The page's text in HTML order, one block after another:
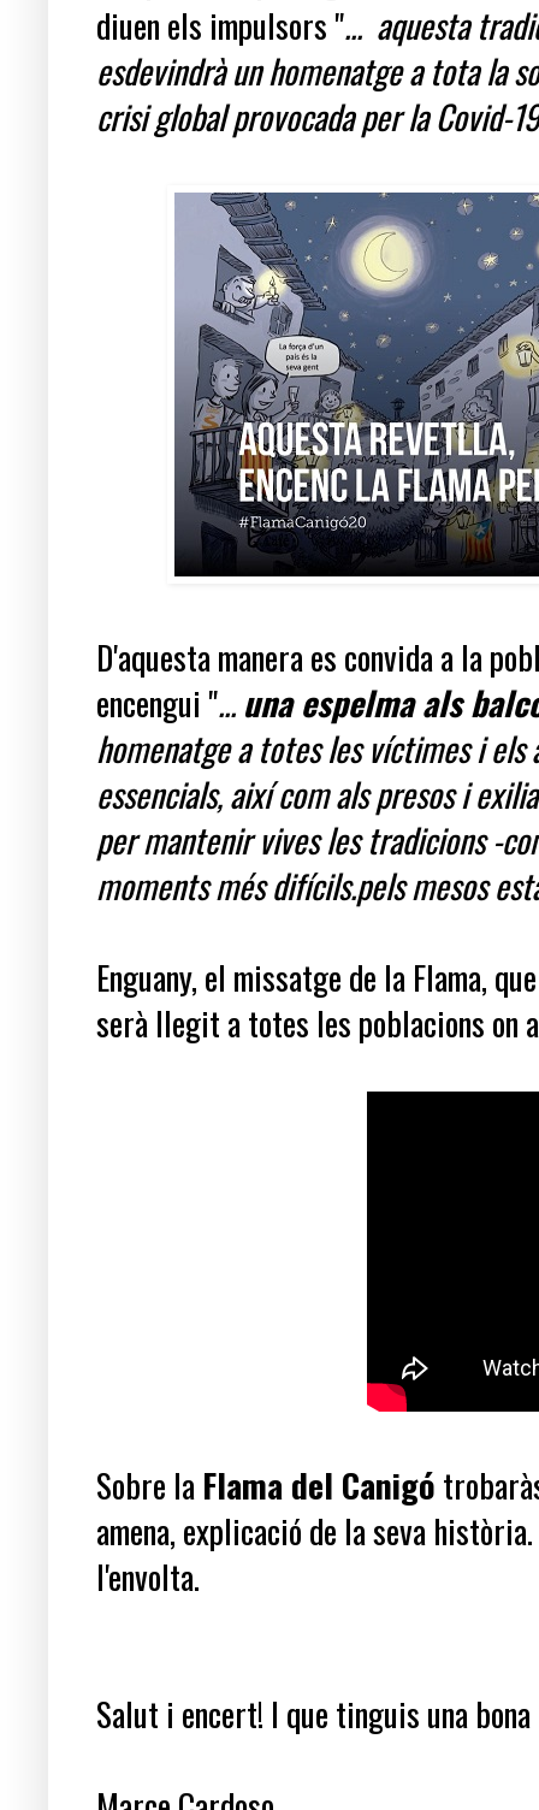
diuen els impulsors "... aquesta
esdevindrà un homenatge a tota la
crisi global provocada per la Covid-19
D'aquesta manera es convida a la
encengui "...una espelma als
homenatge a totes les víctimes i
essencials, així com als presos i
per mantenir vives les tradicions -
moments més difícils.pels mesos
Enguany, el missatge de la Flama,
serà llegit a totes les poblacions on
Sobre laFlama del Canigó
amena, explicació de la seva
l'envolta.
Salut i encert! I que tinguis una bona